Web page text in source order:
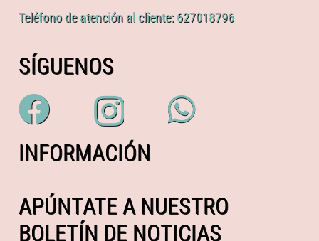
Teléfono de atención al cliente: 627018796
SÍGUENOS
INFORMACIÓN
APÚNTATE A NUESTRO
BOLETÍN DE NOTICIAS